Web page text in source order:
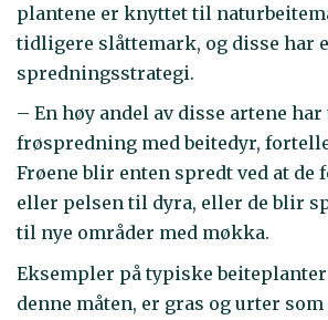
plantene er knyttet til
tidligere slåttemark, og disse har
spredningsstrategi.
– En høy andel av disse artene
frøspredning med beitedyr,
Frøene blir enten spredt ved at de
eller pelsen til dyra, eller de blir
til nye områder med møkka.
Eksempler på typiske
denne måten, er gras og urter